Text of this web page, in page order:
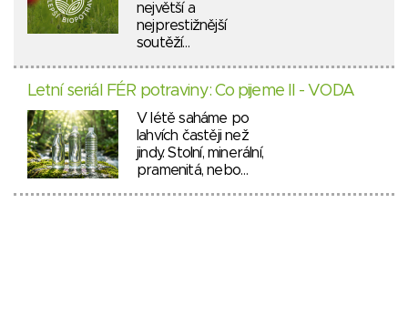
největší a
nejprestižnější
soutěží…
Letní seriál FÉR potraviny: Co pijeme II - VODA
V létě saháme po
lahvích častěji než
jindy. Stolní, minerální,
pramenitá, nebo…